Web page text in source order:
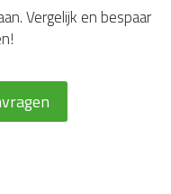
Vergelijk en bespaar